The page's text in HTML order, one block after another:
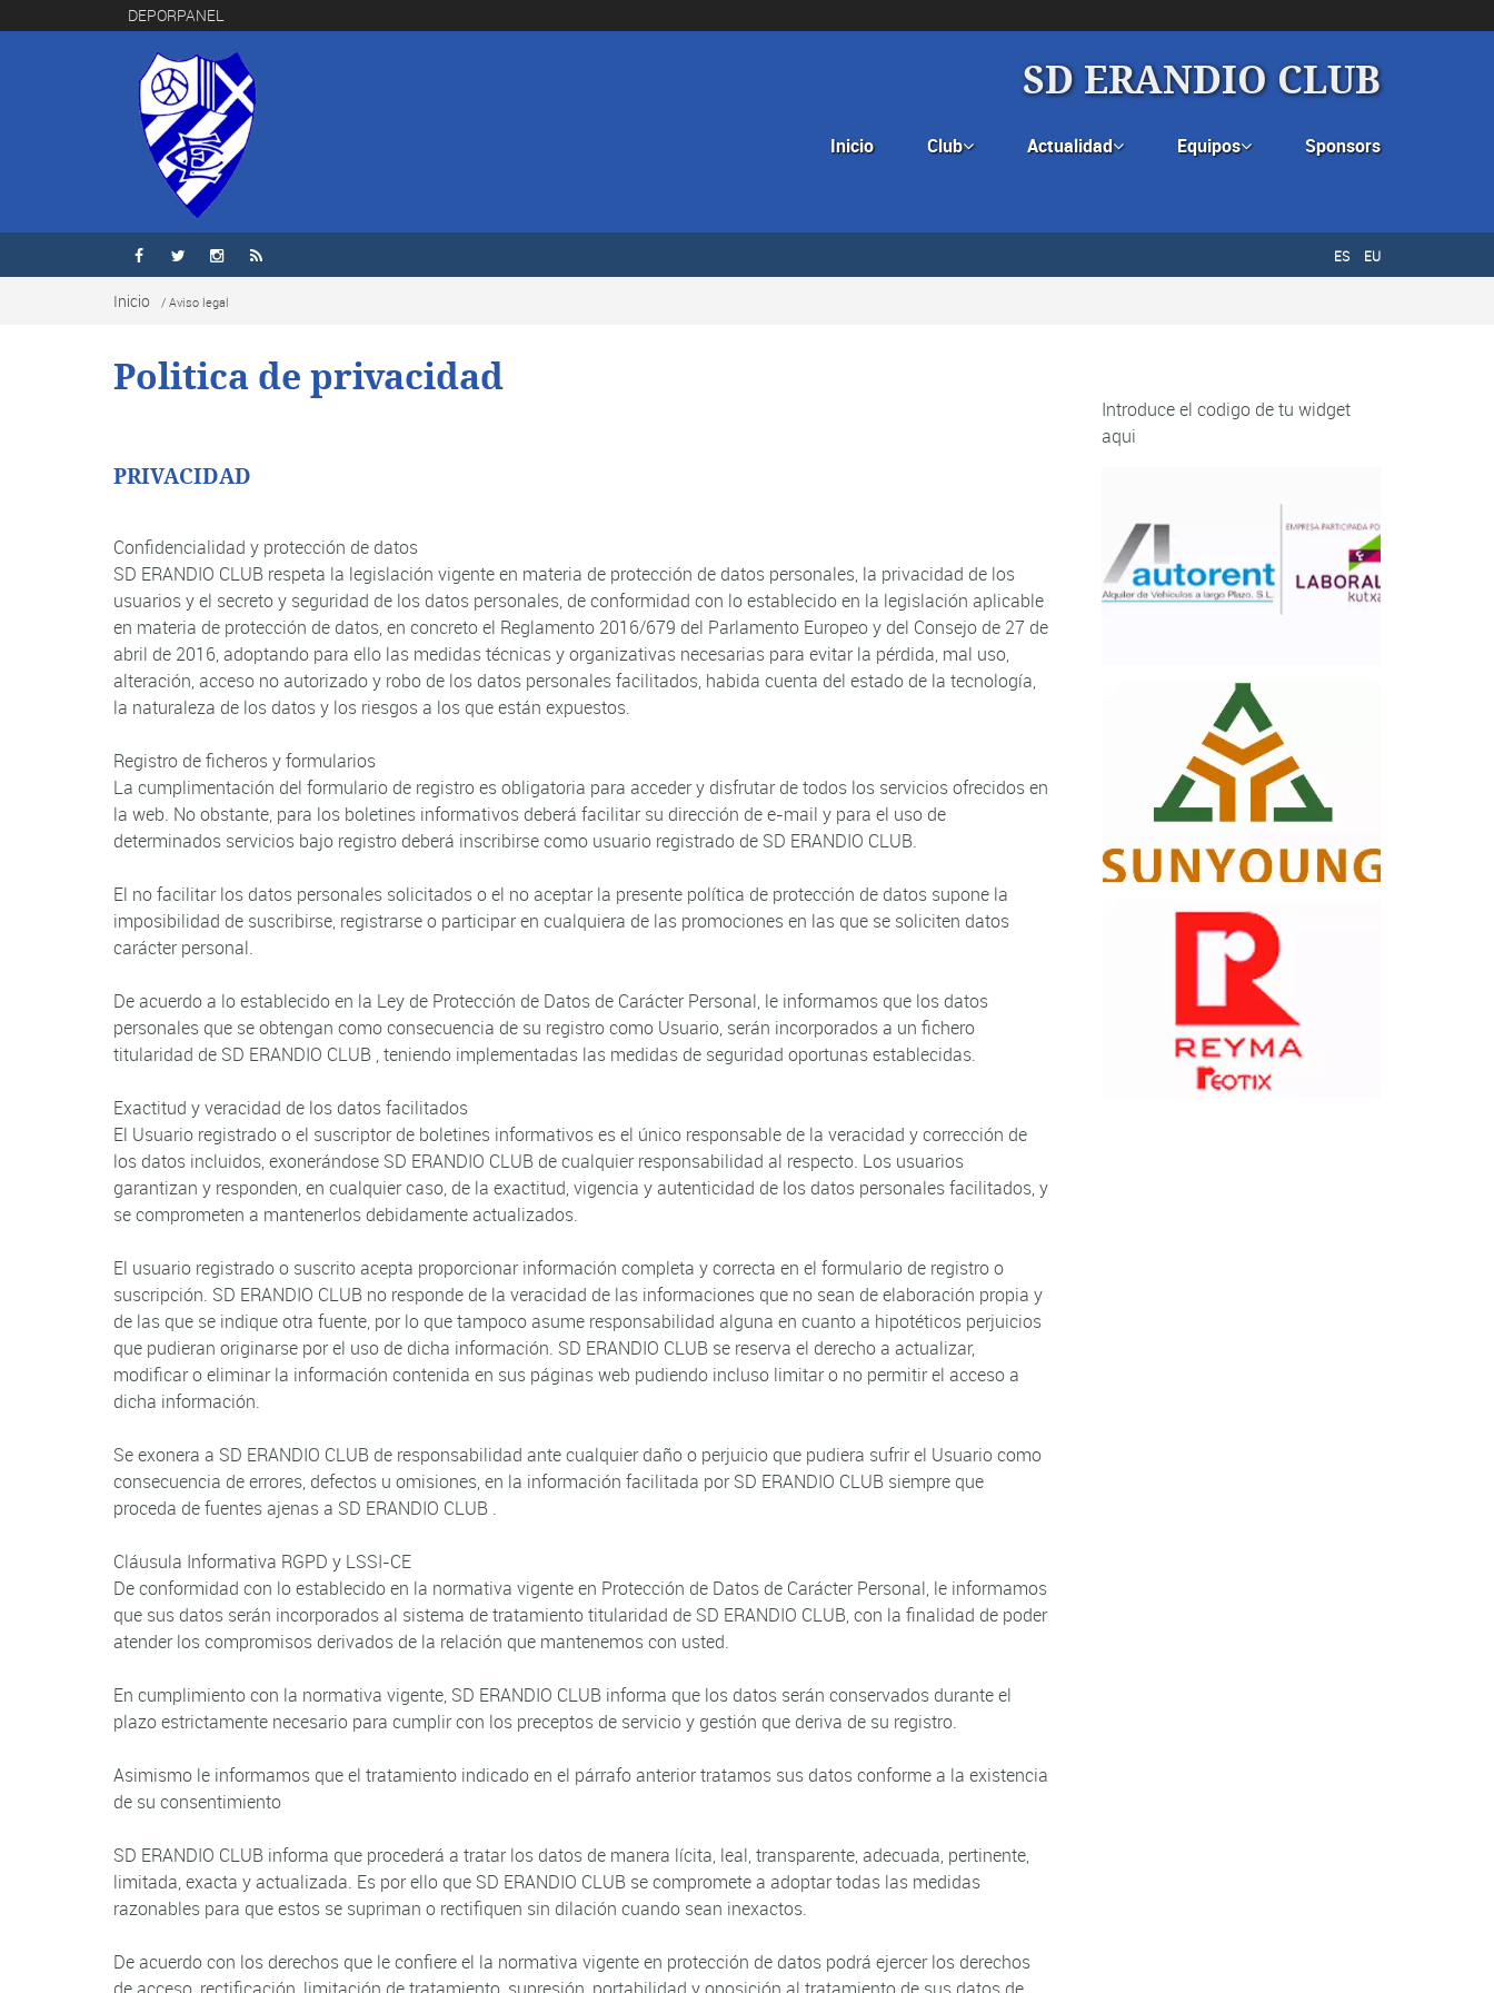
DEPORPANEL
SD ERANDIO CLUB
Inicio Club Actualidad Equipos Sponsors
    ES EU
Inicio / Aviso legal
Politica de privacidad
PRIVACIDAD
Confidencialidad y protección de datos
SD ERANDIO CLUB respeta la legislación vigente en materia de protección de datos personales, la privacidad de los
usuarios y el secreto y seguridad de los datos personales, de conformidad con lo establecido en la legislación aplicable
en materia de protección de datos, en concreto el Reglamento 2016/679 del Parlamento Europeo y del Consejo de 27 de
abril de 2016, adoptando para ello las medidas técnicas y organizativas necesarias para evitar la pérdida, mal uso,
alteración, acceso no autorizado y robo de los datos personales facilitados, habida cuenta del estado de la tecnología,
la naturaleza de los datos y los riesgos a los que están expuestos.
Registro de ficheros y formularios
La cumplimentación del formulario de registro es obligatoria para acceder y disfrutar de todos los servicios ofrecidos en
la web. No obstante, para los boletines informativos deberá facilitar su dirección de e-mail y para el uso de
determinados servicios bajo registro deberá inscribirse como usuario registrado de SD ERANDIO CLUB.
El no facilitar los datos personales solicitados o el no aceptar la presente política de protección de datos supone la
imposibilidad de suscribirse, registrarse o participar en cualquiera de las promociones en las que se soliciten datos
carácter personal.
De acuerdo a lo establecido en la Ley de Protección de Datos de Carácter Personal, le informamos que los datos
personales que se obtengan como consecuencia de su registro como Usuario, serán incorporados a un fichero
titularidad de SD ERANDIO CLUB , teniendo implementadas las medidas de seguridad oportunas establecidas.
Exactitud y veracidad de los datos facilitados
El Usuario registrado o el suscriptor de boletines informativos es el único responsable de la veracidad y corrección de
los datos incluidos, exonerándose SD ERANDIO CLUB de cualquier responsabilidad al respecto. Los usuarios
garantizan y responden, en cualquier caso, de la exactitud, vigencia y autenticidad de los datos personales facilitados, y
se comprometen a mantenerlos debidamente actualizados.
El usuario registrado o suscrito acepta proporcionar información completa y correcta en el formulario de registro o
suscripción. SD ERANDIO CLUB no responde de la veracidad de las informaciones que no sean de elaboración propia y
de las que se indique otra fuente, por lo que tampoco asume responsabilidad alguna en cuanto a hipotéticos perjuicios
que pudieran originarse por el uso de dicha información. SD ERANDIO CLUB se reserva el derecho a actualizar,
modificar o eliminar la información contenida en sus páginas web pudiendo incluso limitar o no permitir el acceso a
dicha información.
Se exonera a SD ERANDIO CLUB de responsabilidad ante cualquier daño o perjuicio que pudiera sufrir el Usuario como
consecuencia de errores, defectos u omisiones, en la información facilitada por SD ERANDIO CLUB siempre que
proceda de fuentes ajenas a SD ERANDIO CLUB .
Cláusula Informativa RGPD y LSSI-CE
De conformidad con lo establecido en la normativa vigente en Protección de Datos de Carácter Personal, le informamos
que sus datos serán incorporados al sistema de tratamiento titularidad de SD ERANDIO CLUB, con la finalidad de poder
atender los compromisos derivados de la relación que mantenemos con usted.
En cumplimiento con la normativa vigente, SD ERANDIO CLUB informa que los datos serán conservados durante el
plazo estrictamente necesario para cumplir con los preceptos de servicio y gestión que deriva de su registro.
Asimismo le informamos que el tratamiento indicado en el párrafo anterior tratamos sus datos conforme a la existencia
de su consentimiento
SD ERANDIO CLUB informa que procederá a tratar los datos de manera lícita, leal, transparente, adecuada, pertinente,
limitada, exacta y actualizada. Es por ello que SD ERANDIO CLUB se compromete a adoptar todas las medidas
razonables para que estos se supriman o rectifiquen sin dilación cuando sean inexactos.
De acuerdo con los derechos que le confiere el la normativa vigente en protección de datos podrá ejercer los derechos
Introduce el codigo de tu widget
aqui